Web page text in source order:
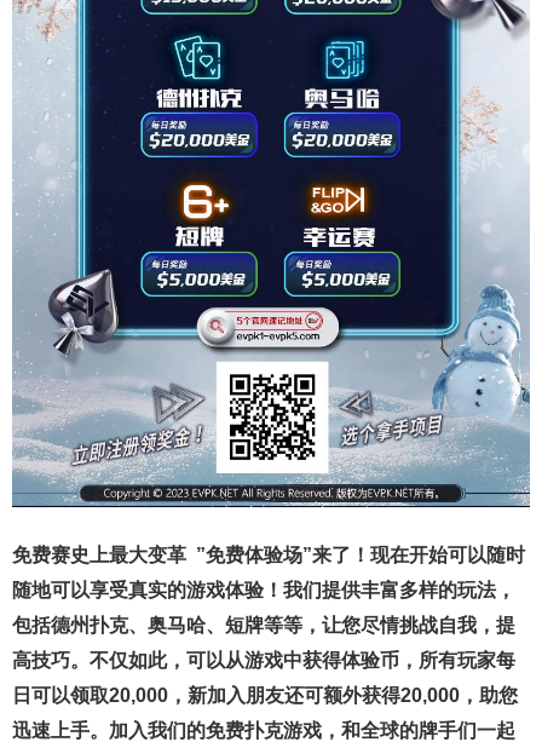
免费赛史上最大变革 ”免费体验场”来了！ 现在开始可以随时
随地可以享受真实的游戏体验！我们提供丰富多样的玩法，
包括德州扑克、奥马哈、短牌等等，让您尽情挑战自我，提
高技巧。不仅如此， 可以从游戏中获得体验币，所有玩家每
日可以领取20,000，新加入朋友还可额外获得20,000，助您
迅速上手。 加入我们的免费扑克游戏，和全球的牌手们一起